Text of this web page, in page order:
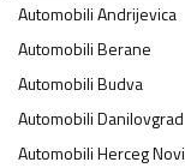
AutomobiliAndrijevica
AutomobiliBerane
AutomobiliBudva
AutomobiliDanilovgrad
AutomobiliHerceg Novi